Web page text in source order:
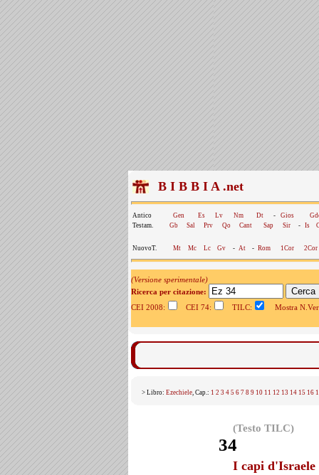
B I B B I A .net
Antico Gen Es Lv Nm Dt - Gios
Testam.
Gb Sal Prv Qo Cant Sap Sir - Is
NuovoT. Mt Mc Lc Gv - At - Rom 1Cor 2Cor
(Versione sperimentale)
Ricerca per citazione:
CEI 2008:
CEI 74: TILC: Mostra
> Libro: Ezechiele, Cap.: 1 2 3 4 5 6 7 8 9 10 11 12 13 14 15 16
(Testo TILC)
34
I capi d'Israele